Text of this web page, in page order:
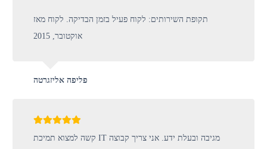
תקופת השירותים: לקוח פעיל בזמן הבדיקה. לקוח מאז
אוקטובר, 2015
פליפה אליזגרטה
קשה למצוא תמיכת IT מגיבה ובעלת ידע. אני צריך קבוצה